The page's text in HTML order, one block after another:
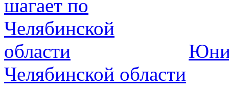
Челябинской области